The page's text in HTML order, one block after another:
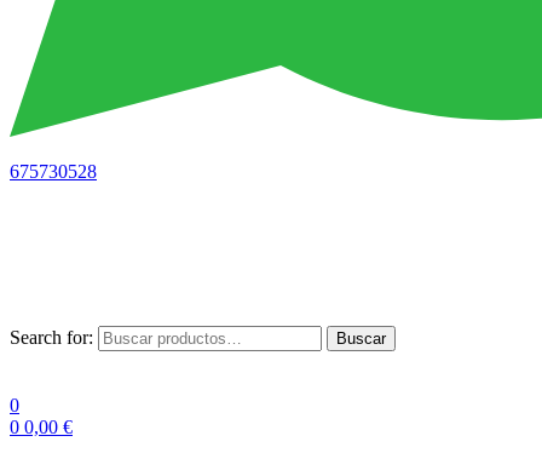
675730528
Search for: Buscar
0
0 0,00 €